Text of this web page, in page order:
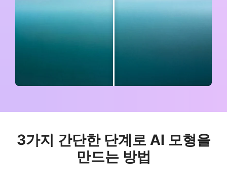
3가지 간단한 단계로 AI 모형을
만드는 방법